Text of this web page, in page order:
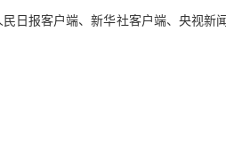
日报客户端、新华社客户端、央视新